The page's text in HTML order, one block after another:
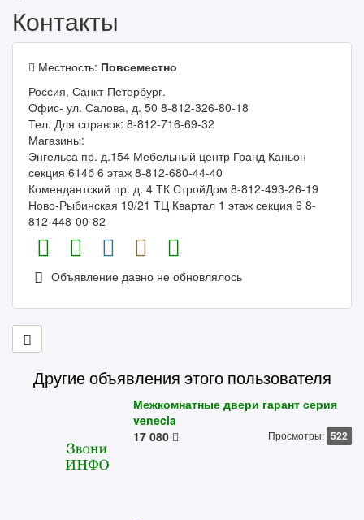
Контакты
Местность: Повсеместно
Россия, Санкт-Петербург.
Офис- ул. Салова, д. 50 8-812-326-80-18
Тел. Для справок: 8-812-716-69-32
Магазины:
Энгельса пр. д.154 Мебельный центр Гранд Каньон
секция 614б 6 этаж 8-812-680-44-40
Комендантский пр. д. 4 ТК СтройДом 8-812-493-26-19
Ново-Рыбинская 19/21 ТЦ Квартал 1 этаж секция 6 8-
812-448-00-82
Объявление давно не обновлялось
Другие объявления этого пользователя
Межкомнатные двери гарант серия
venecia
17 080
Просмотры: 522